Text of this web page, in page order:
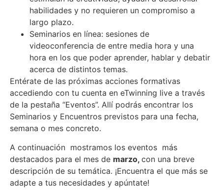
habilidades y no requieren un compromiso a
largo plazo.
Seminarios en línea: sesiones de
videoconferencia de entre media hora y una
hora en los que poder aprender, hablar y debatir
acerca de distintos temas.
Entérate de las próximas acciones formativas
accediendo con tu cuenta en eTwinning live a través
de la pestaña “Eventos”. Allí podrás encontrar los
Seminarios y Encuentros previstos para una fecha,
semana o mes concreto.
A continuación mostramos los eventos más
destacados para el mes de marzo, con una breve
descripción de su temática. ¡Encuentra el que más se
adapte a tus necesidades y apúntate!